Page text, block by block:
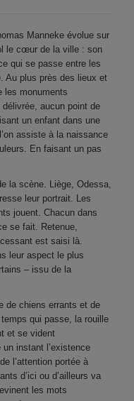
Manneke évolue sur
le cœur de la ville : son
qui se passe entre les
Au plus près des lieux et
les monuments
délivrée, aucun point de
un enfant dans une
assiste à la naissance
En faisant un pas
la scène. Liège, Odessa,
leur portrait. Les
jouent. Chacun dans
se fait. Retenue,
est saisi là.
leur aspect le plus
– issu de la
de chiens errants et de
qui passe, la rouille
et se vident
un instant l’existence
l’attention portée à
d’ici ou d’ailleurs va
les mots